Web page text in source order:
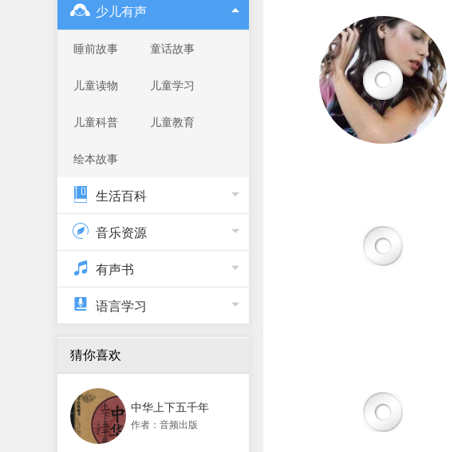
少儿有声
睡前故事 童话故事
儿童读物 儿童学习
儿童科普 儿童教育
绘本故事
生活百科
音乐资源
有声书
语言学习
猜你喜欢
中华上下五千年
作者：音频出版